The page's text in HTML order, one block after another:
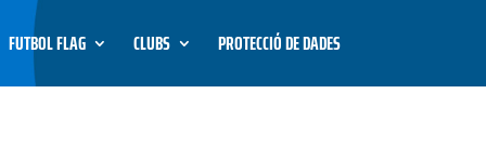
FUTBOL FLAG CLUBS PROTECCIÓ DE DADES